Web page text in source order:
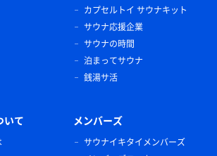
カプセルトイ サウナキット
サウナ応援企業
サウナの時間
泊まってサウナ
銭湯サ活
いて メンバーズ
サウナイキタイメンバーズ